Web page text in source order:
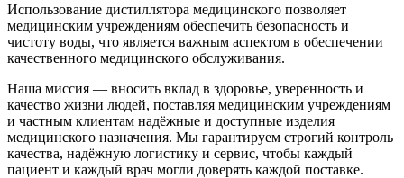
Использование дистиллятора медицинского позволяет
медицинским учреждениям обеспечить безопасность и
чистоту воды, что является важным аспектом в обеспечении
качественного медицинского обслуживания.
Наша миссия — вносить вклад в здоровье, уверенность и
качество жизни людей, поставляя медицинским учреждениям
и частным клиентам надёжные и доступные изделия
медицинского назначения. Мы гарантируем строгий контроль
качества, надёжную логистику и сервис, чтобы каждый
пациент и каждый врач могли доверять каждой поставке.